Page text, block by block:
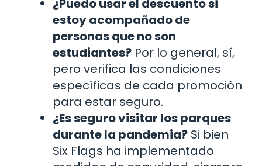
¿Puedo usar el descuento si
estoy acompañado de
personas que no son
estudiantes? Por lo general, sí,
pero verifica las condiciones
específicas de cada promoción
para estar seguro.
¿Es seguro visitar los parques
durante la pandemia? Si bien
Six Flags ha implementado